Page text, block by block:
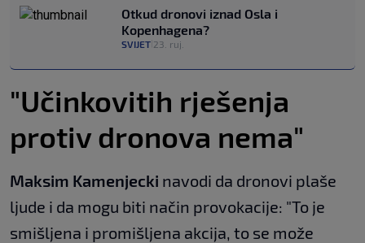
Otkud dronovi iznad Osla i
Kopenhagena?
SVIJET 23. ruj.
"Učinkovitih rješenja
protiv dronova nema"
Maksim Kamenjecki navodi da dronovi plaše
ljude i da mogu biti način provokacije: "To je
smišljena i promišljena akcija, to se može